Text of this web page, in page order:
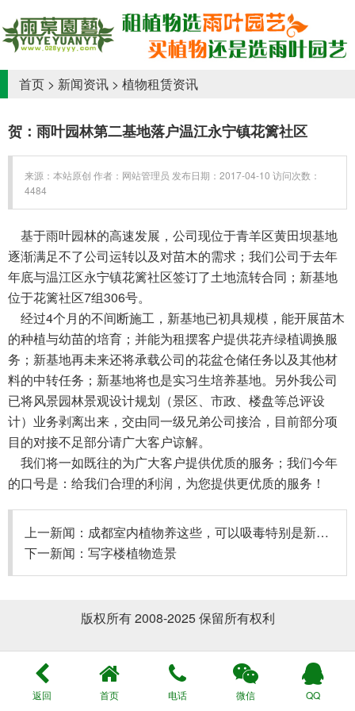
首页 > 新闻资讯 > 植物租赁资讯
贺：雨叶园林第二基地落户温江永宁镇花篱社区
来源：本站原创 作者：网站管理员 发布日期：2017-04-10 访问次数：
4484
基于雨叶园林的高速发展，公司现位于青羊区黄田坝基地
逐渐满足不了公司运转以及对苗木的需求；我们公司于去年
年底与温江区永宁镇花篱社区签订了土地流转合同；新基地
位于花篱社区7组306号。
经过4个月的不间断施工，新基地已初具规模，能开展苗木
的种植与幼苗的培育；并能为租摆客户提供花卉绿植调换服
务；新基地再未来还将承载公司的花盆仓储任务以及其他材
料的中转任务；新基地将也是实习生培养基地。另外我公司
已将风景园林景观设计规划（景区、市政、楼盘等总评设
计）业务剥离出来，交由同一级兄弟公司接洽，目前部分项
目的对接不足部分请广大客户谅解。
我们将一如既往的为广大客户提供优质的服务；我们今年
的口号是：给我们合理的利润，为您提供更优质的服务！
上一新闻： 成都室内植物养这些，可以吸毒特别是新装修
下一新闻： 写字楼植物造景
版权所有 2008-2025 保留所有权利
返回 首页 电话 微信 QQ